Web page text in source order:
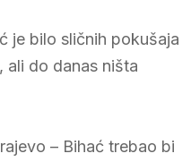
je bilo sličnih pokušaja
ali do danas ništa
– Bihać trebao bi